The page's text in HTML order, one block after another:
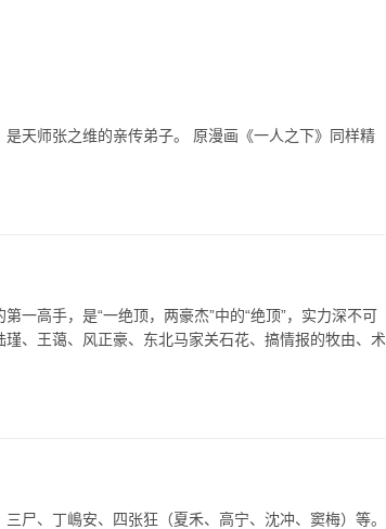
天师张之维的亲传弟子。 原漫画《一人之下》同样精
一高手，是“一绝顶，两豪杰”中的“绝顶”，实力深不可
、王蔼、风正豪、东北马家关石花、搞情报的牧由、术
尸、丁嶋安、四张狂（夏禾、高宁、沈冲、窦梅）等。